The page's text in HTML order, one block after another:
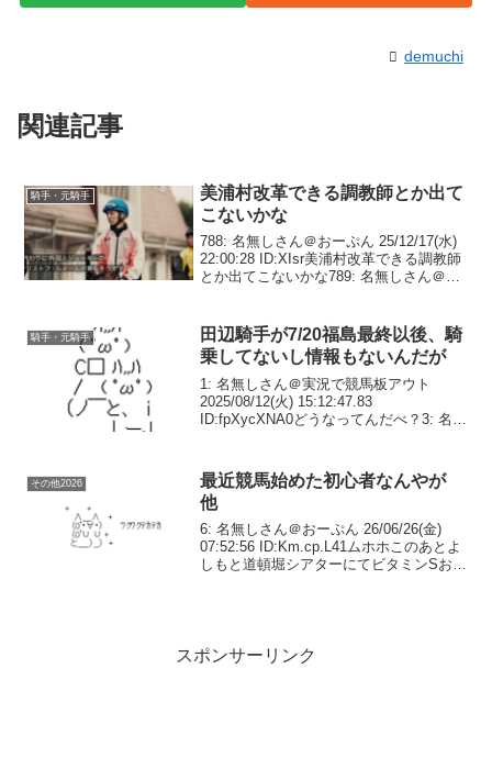
demuchi
関連記事
騎手・元騎手
美浦村改革できる調教師とか出て
こないかな
788: 名無しさん＠おーぷん 25/12/17(水)
22:00:28 ID:XIsr美浦村改革できる調教師
とか出てこないかな789: 名無しさん＠お
騎手・元騎手
田辺騎手が7/20福島最終以後、騎
乗してないし情報もないんだが
1: 名無しさん＠実況で競馬板アウト
2025/08/12(火) 15:12:47.83
ID:fpXycXNA0どうなってんだべ？3: 名無
その他2026
最近競馬始めた初心者なんやが
他
6: 名無しさん＠おーぷん 26/06/26(金)
07:52:56 ID:Km.cp.L41ムホホこのあとよ
しもと道頓堀シアターにてビタミンSお兄
スポンサーリンク